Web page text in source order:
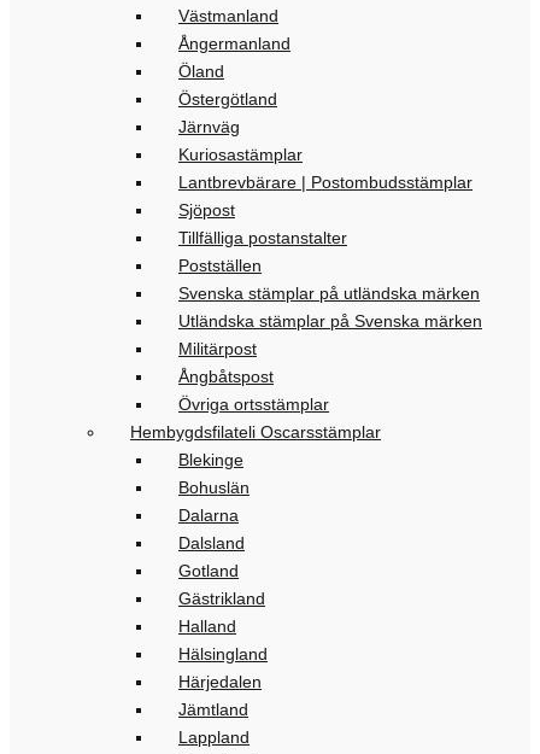
Västmanland
Ångermanland
Öland
Östergötland
Järnväg
Kuriosastämplar
Lantbrevbärare | Postombudsstämplar
Sjöpost
Tillfälliga postanstalter
Postställen
Svenska stämplar på utländska märken
Utländska stämplar på Svenska märken
Militärpost
Ångbåtspost
Övriga ortsstämplar
Hembygdsfilateli Oscarsstämplar
Blekinge
Bohuslän
Dalarna
Dalsland
Gotland
Gästrikland
Halland
Hälsingland
Härjedalen
Jämtland
Lappland